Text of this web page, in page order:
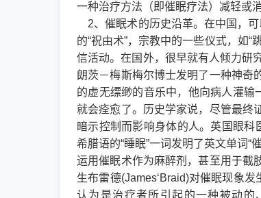
一种治疗方法（即催眠疗法）减轻或
2、催眠术的历史沿革。在中国，可
的“祝由术”，宗教中的一些仪式，如
信活动。在国外，很早就有人倾力研
朗茨－梅斯梅尔博士发明了一种神奇
的虚无缥缈的音乐中，他向病人灌输
就会痊愈了。历史学家说，尽管最终
暗示控制而影响身体的人。英国眼
希腊语的“睡眠”一词发明了英文单词
运用催眠术作为麻醉剂，甚至用于截
生布雷德(James‘Braid)对催眠现象发
认为是治疗者所引起的一种被动的